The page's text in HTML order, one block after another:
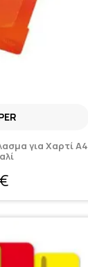
για Χαρτί A4